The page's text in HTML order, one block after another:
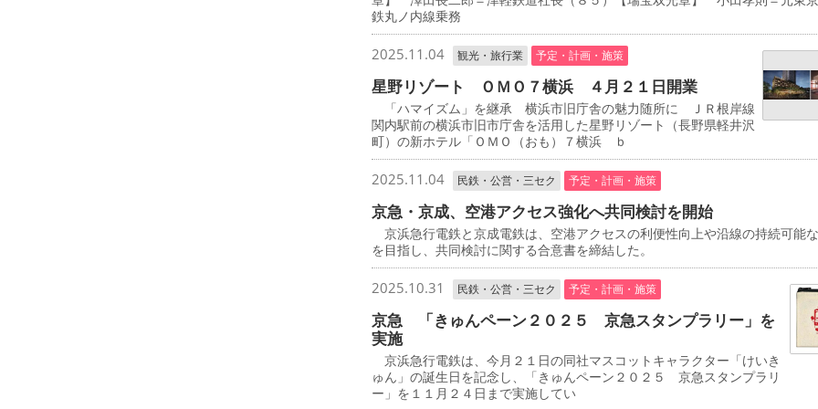
鉄丸ノ内線乗務
2025.11.04 観光・旅行業 予定・計画・施策
星野リゾート ＯＭＯ７横浜 ４月２１日開業
「ハマイズム」を継承 横浜市旧庁舎の魅力随所に ＪＲ根岸線
関内駅前の横浜市旧市庁舎を活用した星野リゾート（長野県軽井沢
町）の新ホテル「ＯＭＯ（おも）７横浜 ｂ
2025.11.04 民鉄・公営・三セク 予定・計画・施策
京急・京成、空港アクセス強化へ共同検討を開始
京浜急行電鉄と京成電鉄は、空港アクセスの利便性向上や沿線の持続可能
を目指し、共同検討に関する合意書を締結した。
2025.10.31 民鉄・公営・三セク 予定・計画・施策
京急 「きゅんペーン２０２５ 京急スタンプラリー」を
実施
京浜急行電鉄は、今月２１日の同社マスコットキャラクター「けいき
ゅん」の誕生日を記念し、「きゅんペーン２０２５ 京急スタンプラリ
ー」を１１月２４日まで実施してい